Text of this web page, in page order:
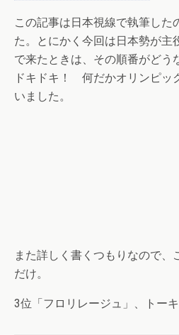
この記事は日本視線で執筆した
た。とにかく今回は日本勢が
で来たときは、その順番がどう
ドキドキ！ 何だかオリンピッ
いました。
また詳しく書くつもりなので、
だけ。
3位「フロリレージュ」、トー